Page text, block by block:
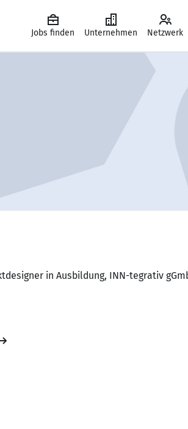
Jobs finden Unternehmen Netzwerk
in Ausbildung, INN-tegrativ